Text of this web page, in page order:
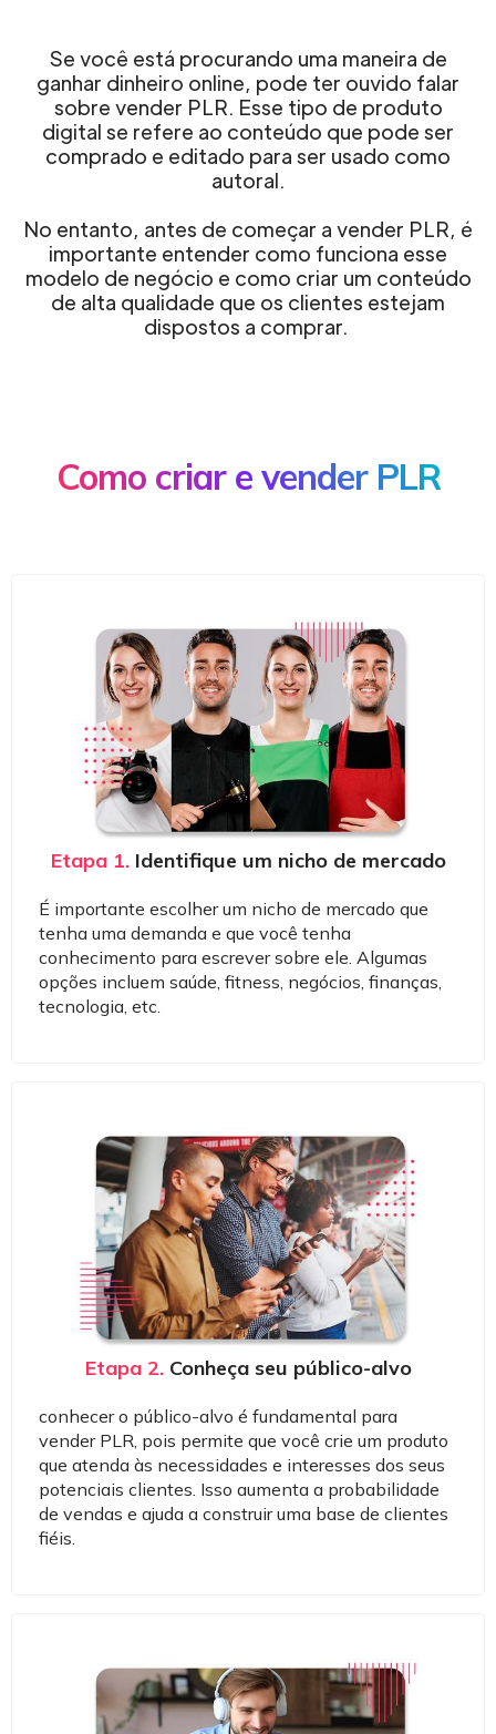
Se você está procurando uma maneira de
ganhar dinheiro online, pode ter ouvido falar
sobre vender PLR. Esse tipo de produto
digital se refere ao conteúdo que pode ser
comprado e editado para ser usado como
autoral.
No entanto, antes de começar a vender PLR, é
importante entender como funciona esse
modelo de negócio e como criar um conteúdo
de alta qualidade que os clientes estejam
dispostos a comprar.
Como criar e vender PLR
Etapa 1. Identifique um nicho de mercado
É importante escolher um nicho de mercado que
tenha uma demanda e que você tenha
conhecimento para escrever sobre ele. Algumas
opções incluem saúde, fitness, negócios, finanças,
tecnologia, etc.
Etapa 2. Conheça seu público-alvo
conhecer o público-alvo é fundamental para
vender PLR, pois permite que você crie um produto
que atenda às necessidades e interesses dos seus
potenciais clientes. Isso aumenta a probabilidade
de vendas e ajuda a construir uma base de clientes
fiéis.